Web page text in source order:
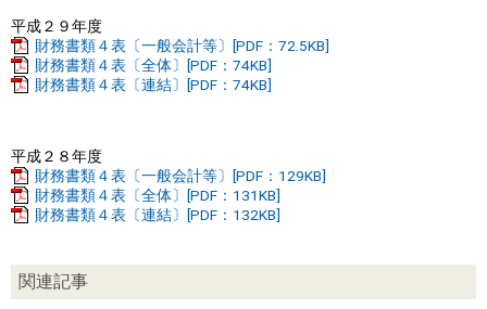
平成２９年度
財務書類４表〔一般会計等〕[PDF：72.5KB]
財務書類４表〔全体〕[PDF：74KB]
財務書類４表〔連結〕[PDF：74KB]
平成２８年度
財務書類４表〔一般会計等〕[PDF：129KB]
財務書類４表〔全体〕[PDF：131KB]
財務書類４表〔連結〕[PDF：132KB]
関連記事